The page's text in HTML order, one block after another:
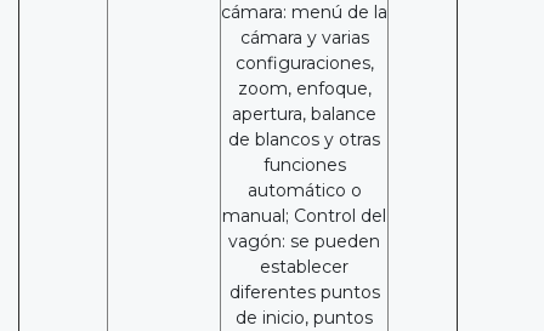
cámara: menú de la
cámara y varias
configuraciones,
zoom, enfoque,
apertura, balance
de blancos y otras
funciones
automático o
manual; Control del
vagón: se pueden
establecer
diferentes puntos
de inicio, puntos